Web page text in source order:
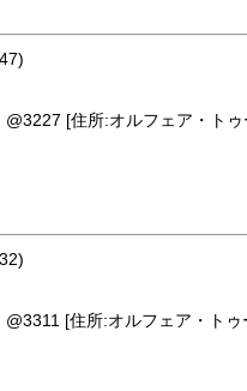
[住所:オルフェア・ト
[住所:オルフェア・ト